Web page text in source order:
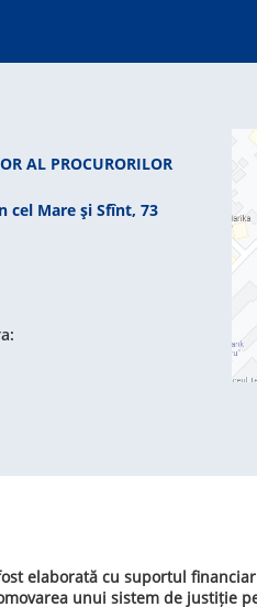
AL PROCURORILOR
cel Mare şi Sfînt, 73
elaborată cu suportul
unui sistem de justiție